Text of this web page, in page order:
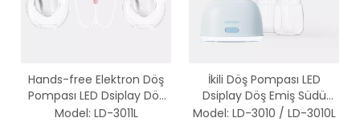
Hands-free Elektron Döş
Pompası LED Dsiplay Döş
Emiş Südü Pompası
Model: LD-3011L
İkili Döş Pompası LED
Dsiplay Döş Emiş Südü
Pompası
Model: LD-3010 / LD-3010L